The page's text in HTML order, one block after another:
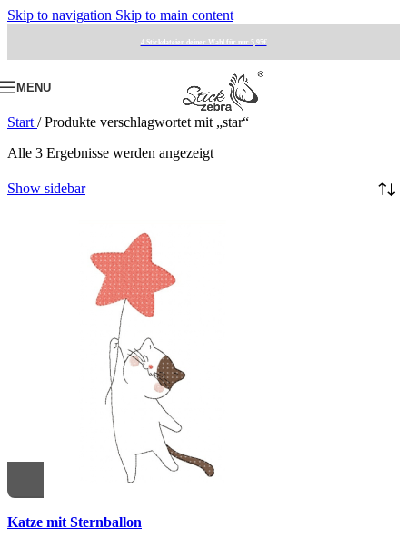
Skip to navigation Skip to main content
4 Stickdateien deiner Wahl für nur 5,95€
MENU
Start / Produkte verschlagwortet mit „star“
Alle 3 Ergebnisse werden angezeigt
Show sidebar
zur Merkliste hinzufügen
Katze mit Sternballon